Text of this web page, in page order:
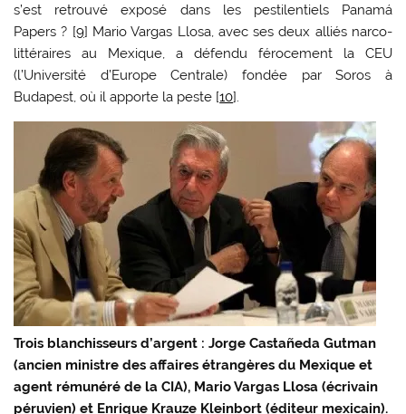
s’est retrouvé exposé dans les pestilentiels Panamá
Papers ? [9] Mario Vargas Llosa, avec ses deux alliés narco-
littéraires au Mexique, a défendu férocement la CEU
(l’Université d’Europe Centrale) fondée par Soros à
Budapest, où il apporte la peste [10].
Trois blanchisseurs d’argent : Jorge Castañeda Gutman
(ancien ministre des affaires étrangères du Mexique et
agent rémunéré de la CIA), Mario Vargas Llosa (écrivain
péruvien) et Enrique Krauze Kleinbort (éditeur mexicain).